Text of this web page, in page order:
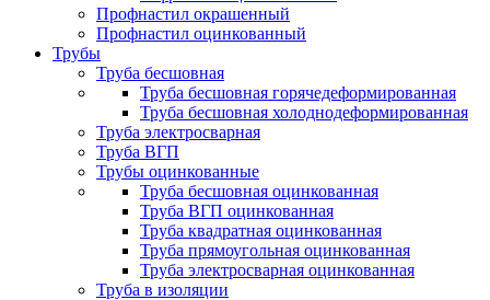
Профнастил окрашенный
Профнастил оцинкованный
Трубы
Труба бесшовная
Труба бесшовная горячедеформированная
Труба бесшовная холоднодеформированная
Труба электросварная
Труба ВГП
Трубы оцинкованные
Труба бесшовная оцинкованная
Труба ВГП оцинкованная
Труба квадратная оцинкованная
Труба прямоугольная оцинкованная
Труба электросварная оцинкованная
Труба в изоляции